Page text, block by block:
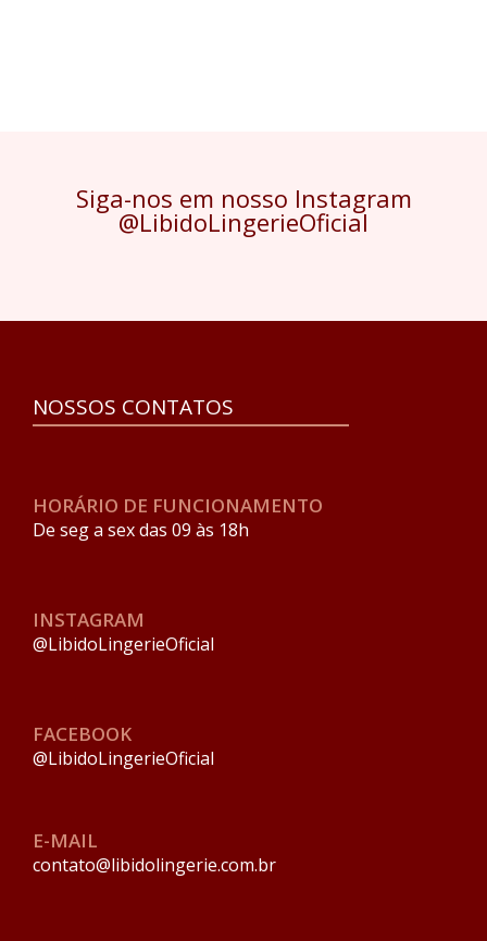
Siga-nos em nosso Instagram
@LibidoLingerieOficial
NOSSOS CONTATOS
HORÁRIO DE FUNCIONAMENTO
De seg a sex das 09 às 18h
INSTAGRAM
@LibidoLingerieOficial
FACEBOOK
@LibidoLingerieOficial
E-MAIL
contato@libidolingerie.com.br